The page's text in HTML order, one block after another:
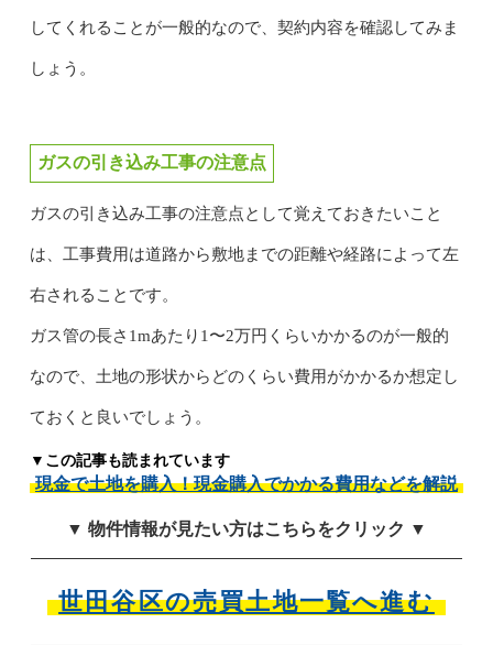
してくれることが一般的なので、契約内容を確認してみま
しょう。
ガスの引き込み工事の注意点
ガスの引き込み工事の注意点として覚えておきたいこと
は、工事費用は道路から敷地までの距離や経路によって左
右されることです。
ガス管の長さ1mあたり1〜2万円くらいかかるのが一般的
なので、土地の形状からどのくらい費用がかかるか想定し
ておくと良いでしょう。
▼この記事も読まれています
現金で土地を購入！現金購入でかかる費用などを解説
▼ 物件情報が見たい方はこちらをクリック ▼
世田谷区の売買土地一覧へ進む